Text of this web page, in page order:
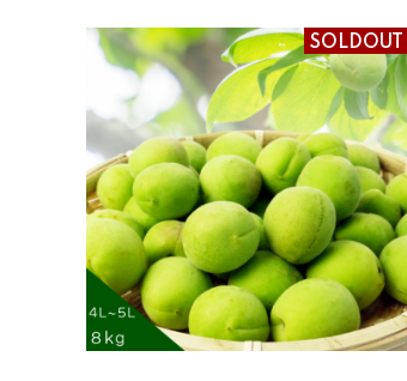
SOLDOUT